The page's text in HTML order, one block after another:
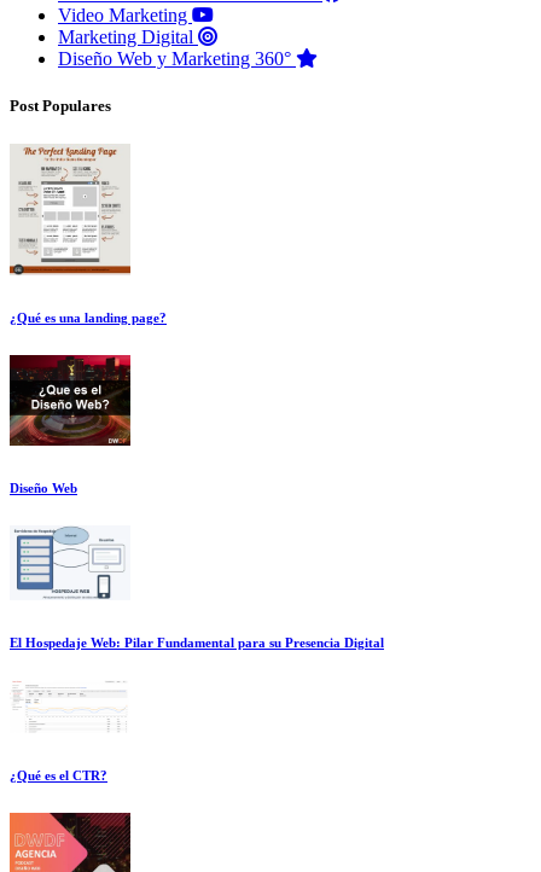
Video Marketing
Marketing Digital
Diseño Web y Marketing 360°
Post Populares
¿Qué es una landing page?
Diseño Web
El Hospedaje Web: Pilar Fundamental para su Presencia Digital
¿Qué es el CTR?